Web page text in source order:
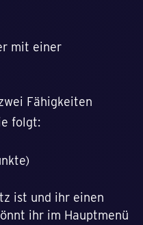
mit einer
Fähigkeiten
folgt:
ist und ihr einen
ihr im Hauptmenü